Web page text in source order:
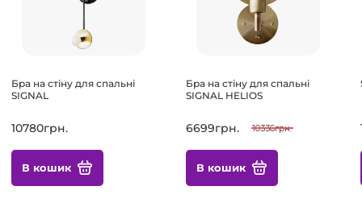
Бра на стіну для спальні
SIGNAL
10780грн.
В кошик
Бра на стіну для спальні
SIGNAL HELIOS
6699грн. 10336грн.
В кошик